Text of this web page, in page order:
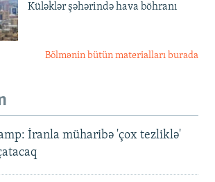
Küləklər şəhərində hava böhranı
Bölmənin bütün materialları burada
İranla müharibə 'çox tezliklə'